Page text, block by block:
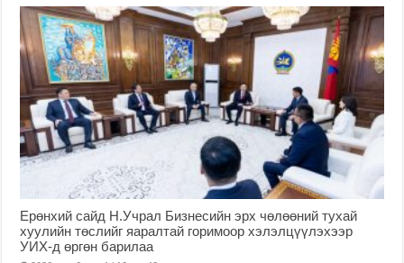
Ерөнхий сайд Н.Учрал Бизнесийн эрх чөлөөний тухай
хуулийн төслийг яаралтай горимоор хэлэлцүүлэхээр
УИХ-д өргөн барилаа